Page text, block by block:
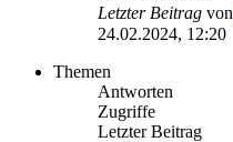
Letzter Beitrag von
24.02.2024, 12:20
Themen
Antworten
Zugriffe
Letzter Beitrag